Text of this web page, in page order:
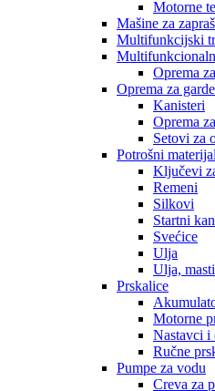
Motorne
Mašine za
Multifunkcijski
Oprema
Oprema za
Kanisteri
Oprema
Setovi za
Potrošni
Ključevi
Remeni
Silkovi
Startni
Svećice
Ulja
Ulja,
Prskalice
Motorne
Nastavci i
Ručne
Pumpe za vodu
Creva za